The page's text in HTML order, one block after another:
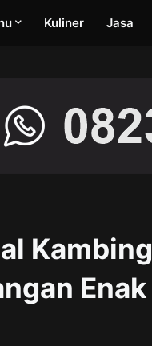
Kuliner Jasa
Kambing
Enak